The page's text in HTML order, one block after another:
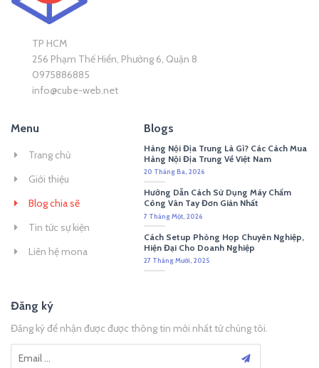
TP HCM
256 Phạm Thế Hiển, Phường 6, Quận 8
0975886885
info@cube-web.net
Menu
Trang chủ
Giới thiệu
Blog chia sẽ
Tin tức sự kiện
Liên hệ mona
Blogs
Hàng Nội Địa Trung Là Gì? Các Cách Mua
Hàng Nội Địa Trung Về Việt Nam
20 Tháng Ba, 2026
Hướng Dẫn Cách Sử Dụng Máy Chấm
Công Vân Tay Đơn Giản Nhất
7 Tháng Một, 2026
Cách Setup Phòng Họp Chuyên Nghiệp,
Hiện Đại Cho Doanh Nghiệp
27 Tháng Mười, 2025
Đăng ký
Đăng ký để nhận được được thông tin mới nhất từ chúng tôi.